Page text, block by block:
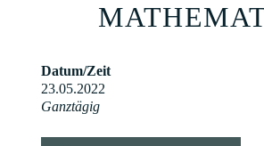
Datum/Zeit
23.05.2022
Ganztägig